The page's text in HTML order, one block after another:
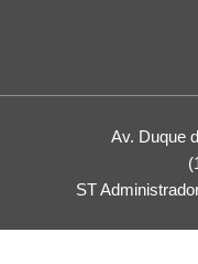
Av. Duque
ST